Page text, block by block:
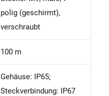
polig (geschirmt),
verschraubt
100 m
Gehäuse: IP65;
Steckverbindung: IP67